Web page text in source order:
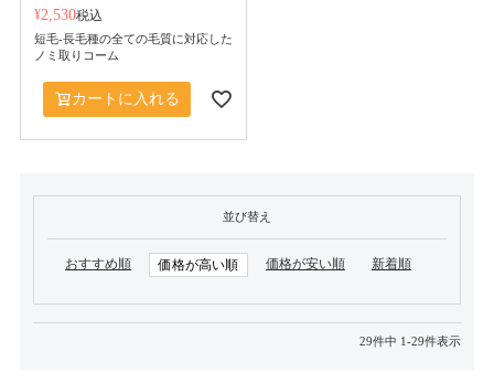
¥2,530税込
短毛-長毛種の全ての毛質に対応した
ノミ取りコーム
カートに入れる
並び替え
おすすめ順 価格が高い順 価格が安い順 新着順
29件中 1-29件表示